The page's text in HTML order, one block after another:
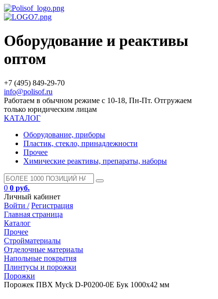
Оборудование и реактивы
оптом
+7 (495) 849-29-70
info@polisof.ru
Работаем в обычном режиме с 10-18, Пн-Пт. Отгружаем
только юридическим лицам
КАТАЛОГ
Оборудование, приборы
Пластик, стекло, принадлежности
Прочее
Химические реактивы, препараты, наборы
0 0 руб.
Личный кабинет
Войти / Регистрация
Главная страница
Каталог
Прочее
Стройматериалы
Отделочные материалы
Напольные покрытия
Плинтусы и порожки
Порожки
Порожек ПВХ Myck D-P0200-0Е Бук 1000х42 мм